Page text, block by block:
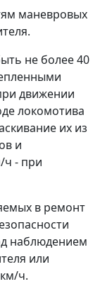
маневровых
не более 40
движении
локомотива
их из
и
ч - при
в ремонт
наблюдением
или
ч.